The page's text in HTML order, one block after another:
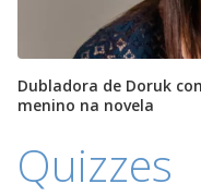
Dubladora de Doruk
menino na novela
Quizzes